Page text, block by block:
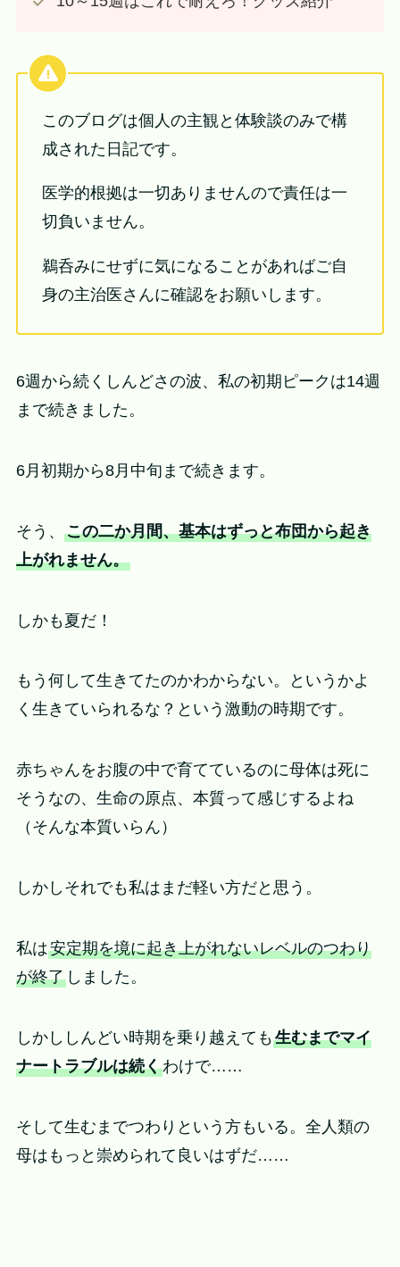
このブログは個人の主観と体験談のみで構
成された日記です。
医学的根拠は一切ありませんので責任は一
切負いません。
鵜呑みにせずに気になることがあればご自
身の主治医さんに確認をお願いします。
6週から続くしんどさの波、私の初期ピークは14週
まで続きました。
6月初期から8月中旬まで続きます。
そう、 この二か月間、基本はずっと布団から起き
上がれません。
しかも夏だ！
もう何して生きてたのかわからない。というかよ
く生きていられるな？という激動の時期です。
赤ちゃんをお腹の中で育てているのに母体は死に
そうなの、生命の原点、本質って感じするよね
（そんな本質いらん）
しかしそれでも私はまだ軽い方だと思う。
私は安定期を境に起き上がれないレベルのつわり
が終了しました。
しかししんどい時期を乗り越えても生むまでマイ
ナートラブルは続くわけで……
そして生むまでつわりという方もいる。全人類の
母はもっと崇められて良いはずだ……